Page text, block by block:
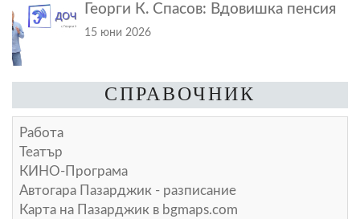
Георги К. Спасов: Вдовишка пенсия
15 юни 2026
СПРАВОЧНИК
Работа
Театър
КИНО-Програма
Автогара Пазарджик - разписание
Карта на Пазарджик в bgmaps.com